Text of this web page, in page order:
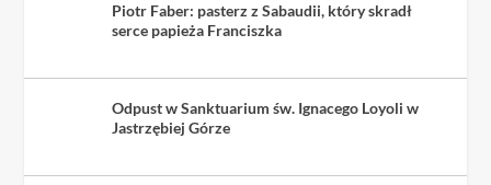
Piotr Faber: pasterz z Sabaudii, który skradł
serce papieża Franciszka
Odpust w Sanktuarium św. Ignacego Loyoli w
Jastrzębiej Górze